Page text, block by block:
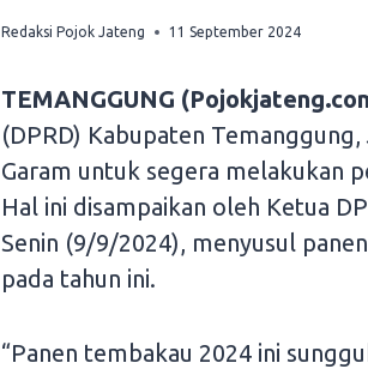
Redaksi Pojok Jateng 11 September 2024
TEMANGGUNG
(DPRD) Kabupaten
Garam untuk segera melakukan
Hal ini disampaikan oleh Ketua
Senin (9/9/2024), menyusul
pada tahun ini.
“Panen tembakau 2024 ini